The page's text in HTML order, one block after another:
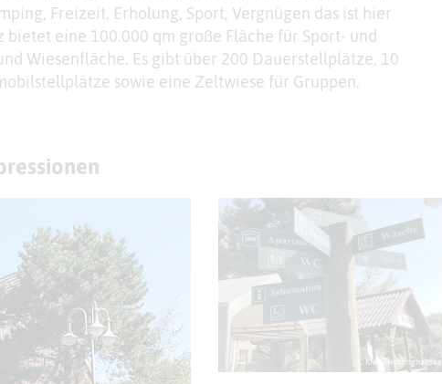
Freizeit, Erholung, Sport, Vergnügen das ist hier
eine 100.000 qm große Fläche für Sport- und
Wiesenfläche. Es gibt über 200 Dauerstellplätze, 10
sowie eine Zeltwiese für Gruppen.
© Kreis Recklinghausen